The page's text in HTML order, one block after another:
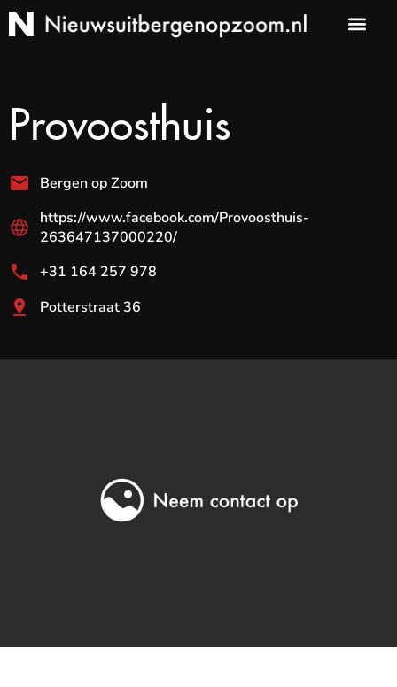
Provoosthuis
Bergen op Zoom
https://www.facebook.com/Provoosthuis-
263647137000220/
+31 164 257 978
Potterstraat 36